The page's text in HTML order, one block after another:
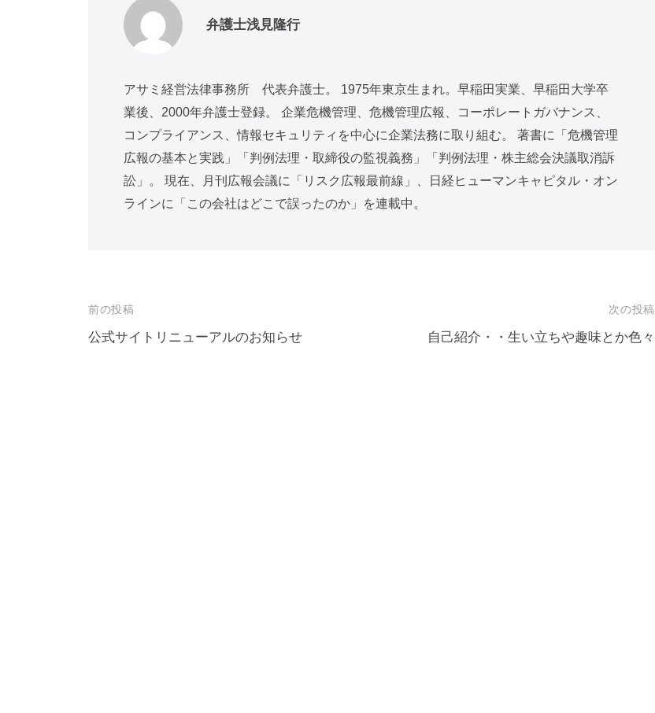
弁護士浅見隆行
アサミ経営法律事務所 代表弁護士。 1975年東京生まれ。早稲田実業、早稲田大学卒
業後、2000年弁護士登録。 企業危機管理、危機管理広報、コーポレートガバナンス、
コンプライアンス、情報セキュリティを中心に企業法務に取り組む。 著書に「危機管理
広報の基本と実践」「判例法理・取締役の監視義務」「判例法理・株主総会決議取消訴
訟」。 現在、月刊広報会議に「リスク広報最前線」、日経ヒューマンキャピタル・オン
ラインに「この会社はどこで誤ったのか」を連載中。
投
稿
前の投稿
公式サイトリニューアルのお知らせ
次の投稿
自己紹介・・生い立ちや趣味とか色々